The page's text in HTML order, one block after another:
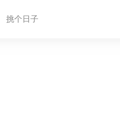
挑个日子